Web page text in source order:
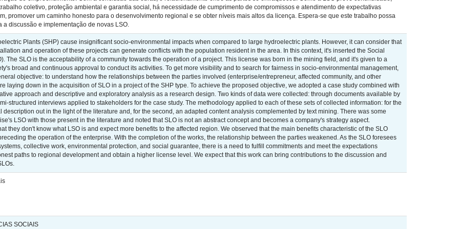
coletivo, proteção ambiental e garantia social, há necessidade de cumprimento de compromissos e atendimento de expectativas
promover um caminho honesto para o desenvolvimento regional e se obter níveis mais altos da licença. Espera-se que este trabalho possa
a discussão e implementação de novas LSO.
Plants (SHP) cause insignificant socio-environmental impacts when compared to large hydroelectric plants. However, it can consider that
and operation of these projects can generate conflicts with the population resident in the area. In this context, it's inserted the Social
The SLO is the acceptability of a community towards the operation of a project. This license was born in the mining field, and it's given to a
broad and continuous approval to conduct its activities. To get more visibility and to search for fairness in socio-environmental management,
objective: to understand how the relationships between the parties involved (enterprise/entrepreneur, affected community, and other
laying down in the acquisition of SLO in a project of the SHP type. To achieve the proposed objective, we adopted a case study combined with
approach and descriptive and exploratory analysis as a research design. Two kinds of data were collected: through documents available by
structured interviews applied to stakeholders for the case study. The methodology applied to each of these sets of collected information: for the
description out in the light of the literature and, for the second, an adapted content analysis complemented by text mining. There was some
LSO with those present in the literature and noted that SLO is not an abstract concept and becomes a company's strategy aspect.
they don't know what LSO is and expect more benefits to the affected region. We observed that the main benefits characteristic of the SLO
the operation of the enterprise. With the completion of the works, the relationship between the parties weakened. As the SLO foresees
collective work, environmental protection, and social guarantee, there is a need to fulfill commitments and meet the expectations
paths to regional development and obtain a higher license level. We expect that this work can bring contributions to the discussion and
SOCIAIS